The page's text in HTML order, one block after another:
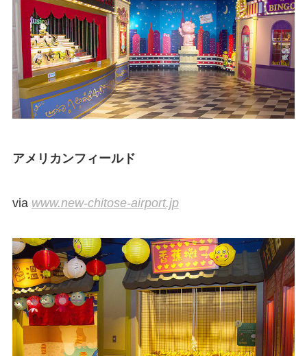
アメリカンフィールド
via www.new-chitose-airport.jp